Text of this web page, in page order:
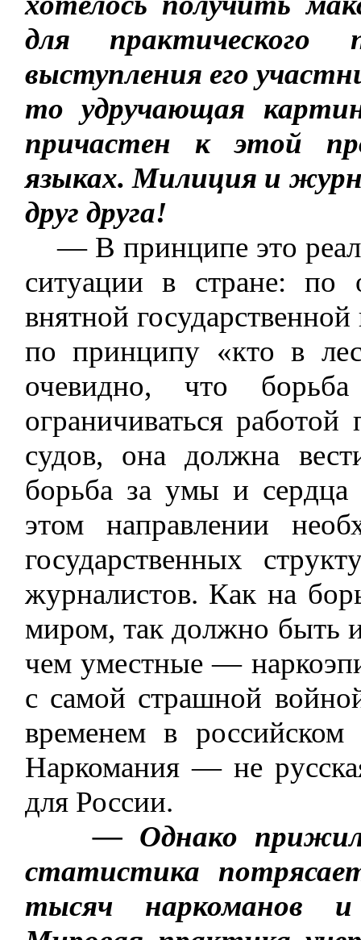
для
выступления его
то удручающая
причастен к этой
языках. Милиция и
друг друга!
— В принципе это
ситуации в стране: по
внятной
по принципу «кто в
очевидно, что
ограничиваться
судов, она должна
борьба за умы и
этом направлении
государственных
журналистов. Как на
миром, так должно быть
чем уместные —
с самой страшной
временем в российском
Наркомания — не
для России.
— Однако
статистика
тысяч наркоманов